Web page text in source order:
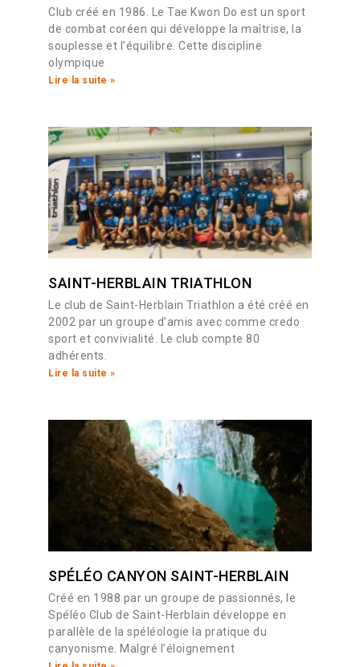
Club créé en 1986. Le Tae Kwon Do est un sport
de combat coréen qui développe la maîtrise, la
souplesse et l’équilibre. Cette discipline
olympique
Lire la suite »
SAINT-HERBLAIN TRIATHLON
Le club de Saint-Herblain Triathlon a été créé en
2002 par un groupe d’amis avec comme credo
sport et convivialité. Le club compte 80
adhérents.
Lire la suite »
SPÉLÉO CANYON SAINT-HERBLAIN
Créé en 1988 par un groupe de passionnés, le
Spéléo Club de Saint-Herblain développe en
parallèle de la spéléologie la pratique du
canyonisme. Malgré l’éloignement